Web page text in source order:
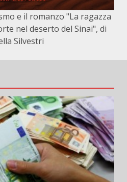
e il romanzo "La ragazza
nel deserto del Sinai", di
Silvestri